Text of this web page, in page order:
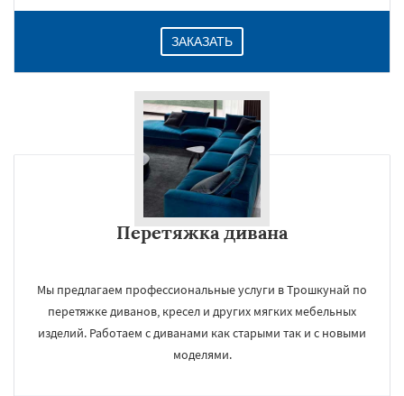
ЗАКАЗАТЬ
Перетяжка дивана
Мы предлагаем профессиональные услуги в Трошкунай по
перетяжке диванов, кресел и других мягких мебельных
изделий. Работаем с диванами как старыми так и с новыми
моделями.